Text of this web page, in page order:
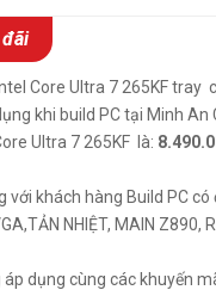
đãi
Core Ultra 7 265KF tray
khi build PC tại Minh An
Ultra 7 265KF là:
với khách hàng Build PC có
NHIỆT, MAIN Z890,
dụng cùng các khuyến